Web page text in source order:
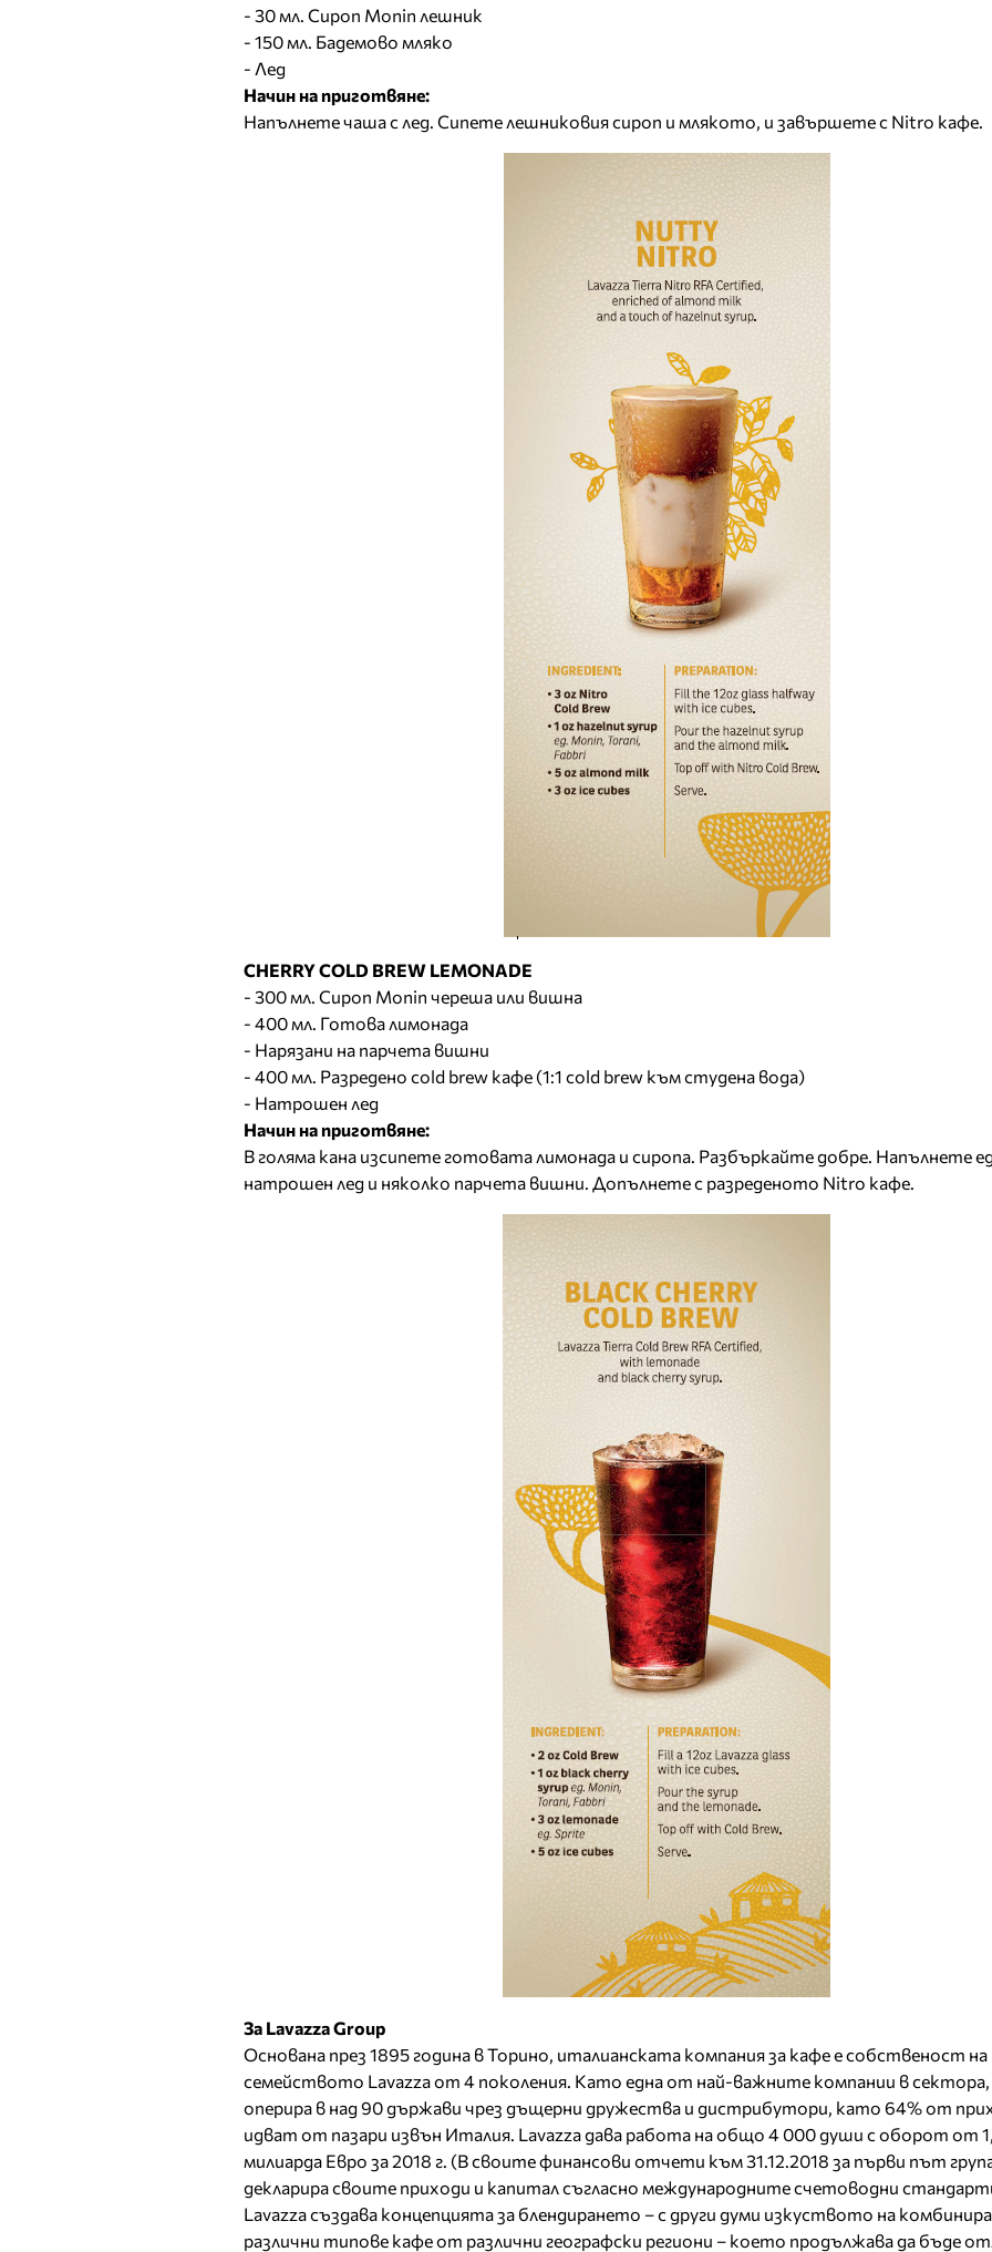
- 30 мл. Сироп Monin лешник
- 150 мл. Бадемово мляко
- Лед
Начин на приготвяне:
Напълнете чаша с лед. Сипете лешниковия сироп и млякото, и завършете с Nitro кафе.
CHERRY COLD BREW LEMONADE
- 300 мл. Сироп Monin череша или вишна
- 400 мл. Готова лимонада
- Нарязани на парчета вишни
- 400 мл. Разредено cold brew кафе (1:1 cold brew към студена вода)
- Натрошен лед
Начин на приготвяне:
В голяма кана изсипете готовата лимонада и сиропа. Разбъркайте добре. Напълнете
натрошен лед и няколко парчета вишни. Допълнете с разреденото Nitro кафе.
За Lavazza Group
Основана през 1895 година в Торино, италианската компания за кафе е собственост на
семейството Lavazza от 4 поколения. Като една от най-важните компании в сектора,
оперира в над 90 държави чрез дъщерни дружества и дистрибутори, като 64% от
идват от пазари извън Италия. Lavazza дава работа на общо 4 000 души с оборот от
милиарда Евро за 2018 г. (В своите финансови отчети към 31.12.2018 за първи път
декларира своите приходи и капитал съгласно международните счетоводни
Lavazza създава концепцията за блендирането – с други думи изкуството на
различни типове кафе от различни географски региони – което продължава да бъде